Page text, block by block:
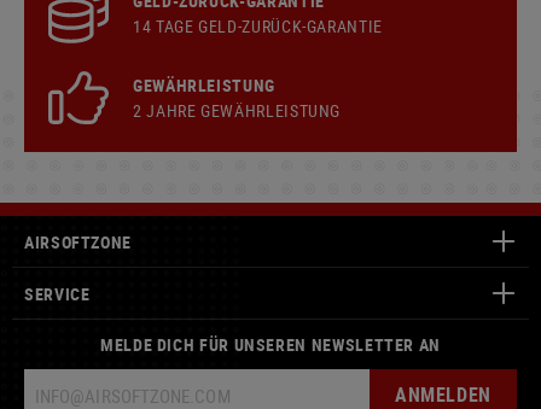
14 TAGE GELD-ZURÜCK-GARANTIE
GEWÄHRLEISTUNG
2 JAHRE GEWÄHRLEISTUNG
AIRSOFTZONE
SERVICE
MELDE DICH FÜR UNSEREN NEWSLETTER AN
ANMELDEN